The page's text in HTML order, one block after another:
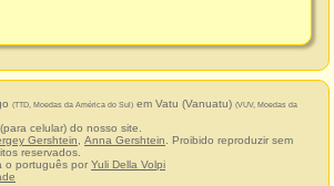
(TTD, Moedas da América do Sul) em Vatu (Vanuatu) (VUV, Moedas da
celular) do nosso site.
Gershtein Anna Gershtein . Proibido reproduzir sem
reservados.
o português por Yuli Della Volpi